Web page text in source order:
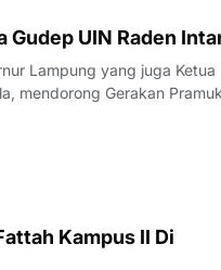
UIN Raden
Lampung yang juga Ketua
mendorong Gerakan
dan menyiapkan generasi
Kampus II Di